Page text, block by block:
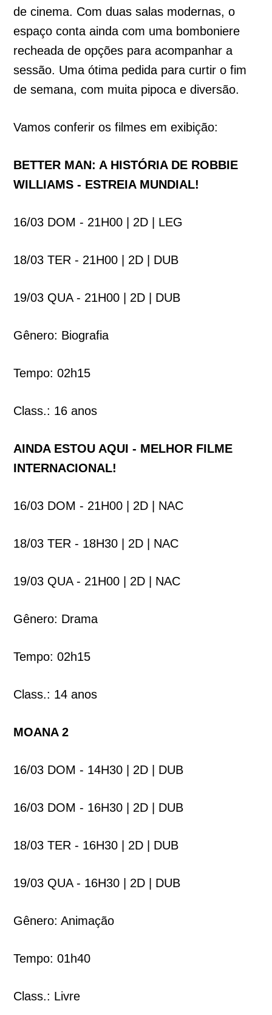
de cinema. Com duas salas modernas, o
espaço conta ainda com uma bomboniere
recheada de opções para acompanhar a
sessão. Uma ótima pedida para curtir o fim
de semana, com muita pipoca e diversão.
Vamos conferir os filmes em exibição:
BETTER MAN: A HISTÓRIA DE ROBBIE
WILLIAMS - ESTREIA MUNDIAL!
16/03 DOM - 21H00 | 2D | LEG
18/03 TER - 21H00 | 2D | DUB
19/03 QUA - 21H00 | 2D | DUB
Gênero: Biografia
Tempo: 02h15
Class.: 16 anos
AINDA ESTOU AQUI - MELHOR FILME
INTERNACIONAL!
16/03 DOM - 21H00 | 2D | NAC
18/03 TER - 18H30 | 2D | NAC
19/03 QUA - 21H00 | 2D | NAC
Gênero: Drama
Tempo: 02h15
Class.: 14 anos
MOANA 2
16/03 DOM - 14H30 | 2D | DUB
16/03 DOM - 16H30 | 2D | DUB
18/03 TER - 16H30 | 2D | DUB
19/03 QUA - 16H30 | 2D | DUB
Gênero: Animação
Tempo: 01h40
Class.: Livre